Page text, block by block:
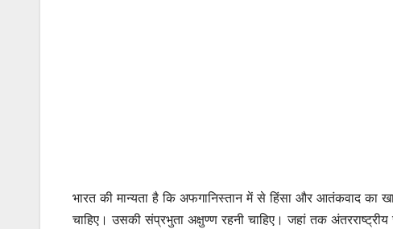
भारत की मान्यता है कि अफगानिस्तान में से हिंसा और आतंकवाद का
चाहिए। उसकी संप्रभुता अक्षुण्ण रहनी चाहिए। जहां तक